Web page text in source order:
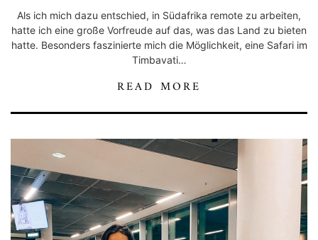
Als ich mich dazu entschied, in Südafrika remote zu arbeiten,
hatte ich eine große Vorfreude auf das, was das Land zu bieten
hatte. Besonders faszinierte mich die Möglichkeit, eine Safari im
Timbavati…
READ MORE